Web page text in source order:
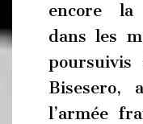
encore la
dans les
poursuivis
l’armée